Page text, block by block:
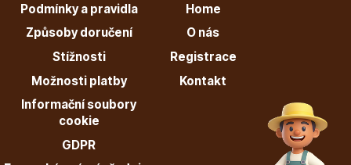
Podmínky a pravidla
Způsoby doručení
Stížnosti
Možnosti platby
Informační soubory
cookie
GDPR
Home
O nás
Registrace
Kontakt